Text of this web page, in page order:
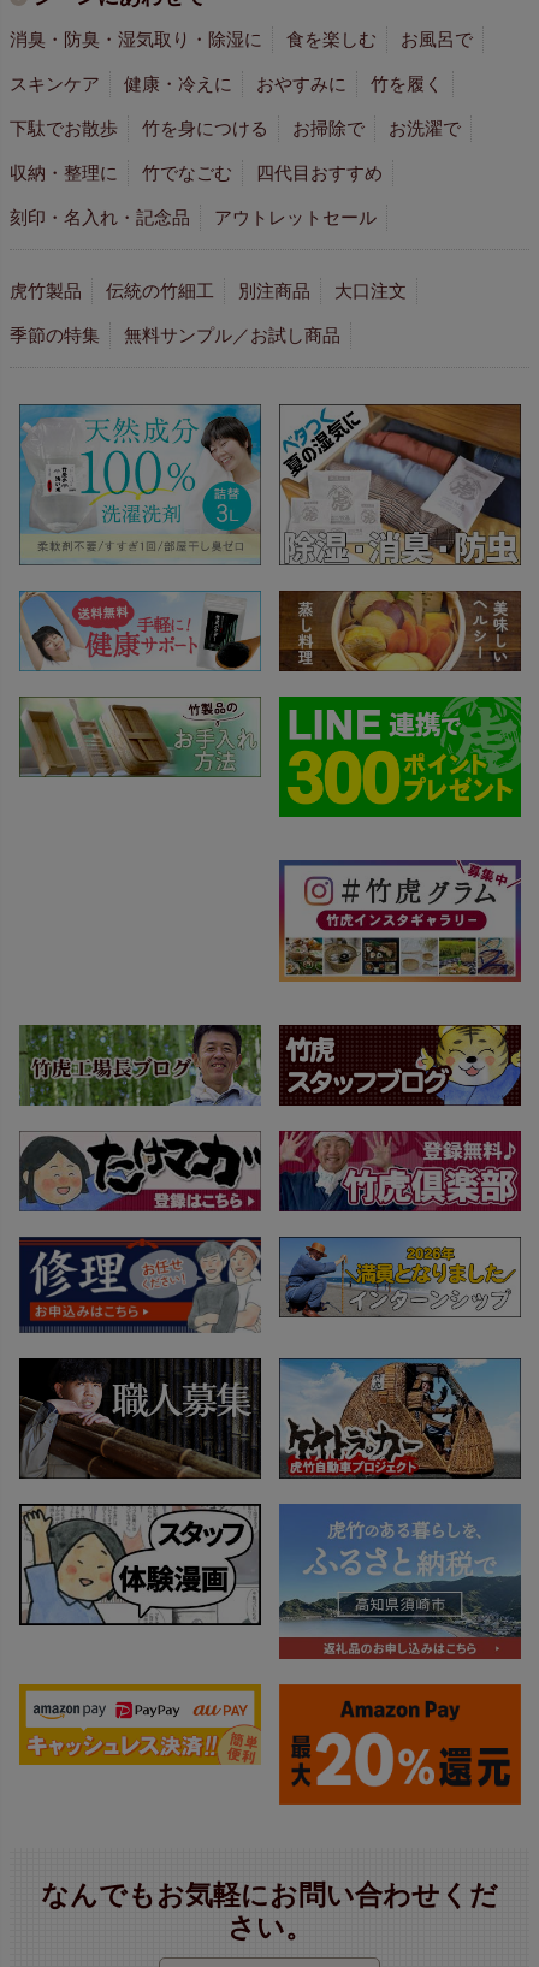
消臭・防臭・湿気取り・除湿に 食を楽しむ お風呂で
スキンケア 健康・冷えに おやすみに 竹を履く
下駄でお散歩 竹を身につける お掃除で お洗濯で
収納・整理に 竹でなごむ 四代目おすすめ
刻印・名入れ・記念品 アウトレットセール
虎竹製品 伝統の竹細工 別注商品 大口注文
季節の特集 無料サンプル／お試し商品
なんでもお気軽にお問い合わせくだ
さい。